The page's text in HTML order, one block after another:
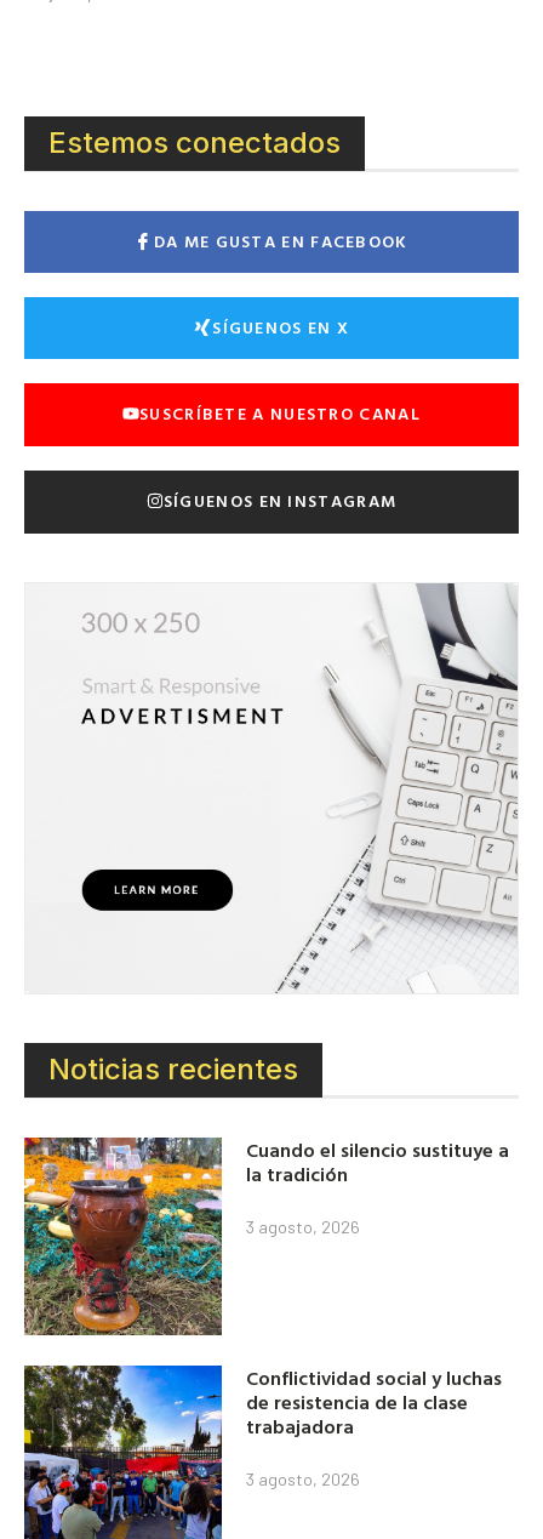
Estemos conectados
DA ME GUSTA EN FACEBOOK
SÍGUENOS EN X
SUSCRÍBETE A NUESTRO CANAL
SÍGUENOS EN INSTAGRAM
Noticias recientes
Cuando el silencio sustituye a
la tradición
3 agosto, 2026
Conflictividad social y luchas
de resistencia de la clase
trabajadora
3 agosto, 2026